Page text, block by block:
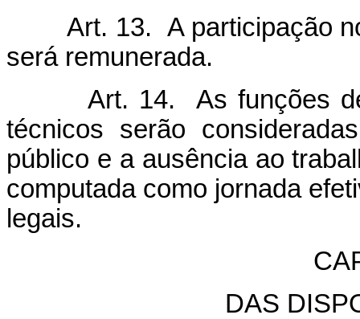
Art. 13. A participação
será remunerada.
Art. 14. As funções
técnicos serão
público e a ausência ao
computada como jornada
legais.
DAS